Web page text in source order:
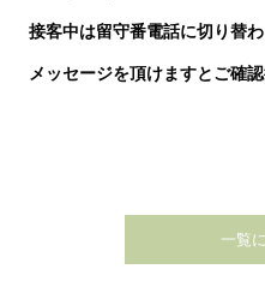
接客中は留守番電話に切り替わ
メッセージを頂けますとご確認
一覧